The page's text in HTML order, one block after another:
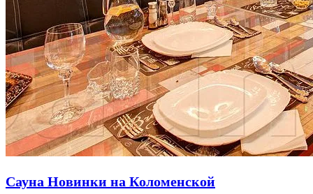
Сауна Новинки на Коломенской